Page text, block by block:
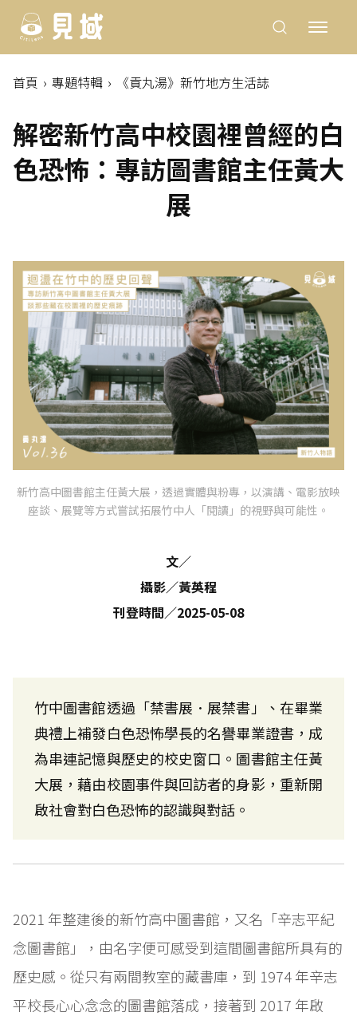
首頁 專題特輯 《貢丸湯》新竹地方生活誌
解密新竹高中校園裡曾經的白
色恐怖：專訪圖書館主任黃大
展
新竹高中圖書館主任黃大展，透過實體與粉專，以演講、電影放映
座談、展覽等方式嘗試拓展竹中人「閱讀」的視野與可能性。
文／
攝影／黃英程
刊登時間／2025-05-08
竹中圖書館透過「禁書展．展禁書」、在畢業
典禮上補發白色恐怖學長的名譽畢業證書，成
為串連記憶與歷史的校史窗口。圖書館主任黃
大展，藉由校園事件與回訪者的身影，重新開
啟社會對白色恐怖的認識與對話。
2021 年整建後的新竹高中圖書館，又名「辛志平紀
念圖書館」，由名字便可感受到這間圖書館所具有的
歷史感。從只有兩間教室的藏書庫，到 1974 年辛志
平校長心心念念的圖書館落成，接著到 2017 年啟